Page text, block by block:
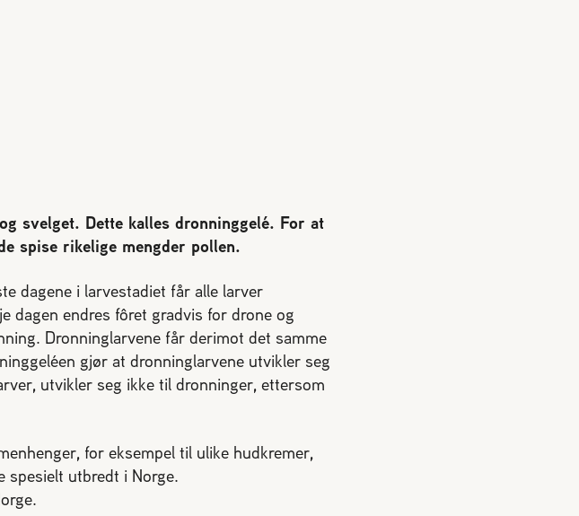
svelget. Dette kalles dronninggelé. For at
spise rikelige mengder pollen.
dagene i larvestadiet får alle larver
dagen endres fôret gradvis for drone og
Dronninglarvene får derimot det samme
gjør at dronninglarvene utvikler seg
utvikler seg ikke til dronninger, ettersom
for eksempel til ulike hudkremer,
spesielt utbredt i Norge.